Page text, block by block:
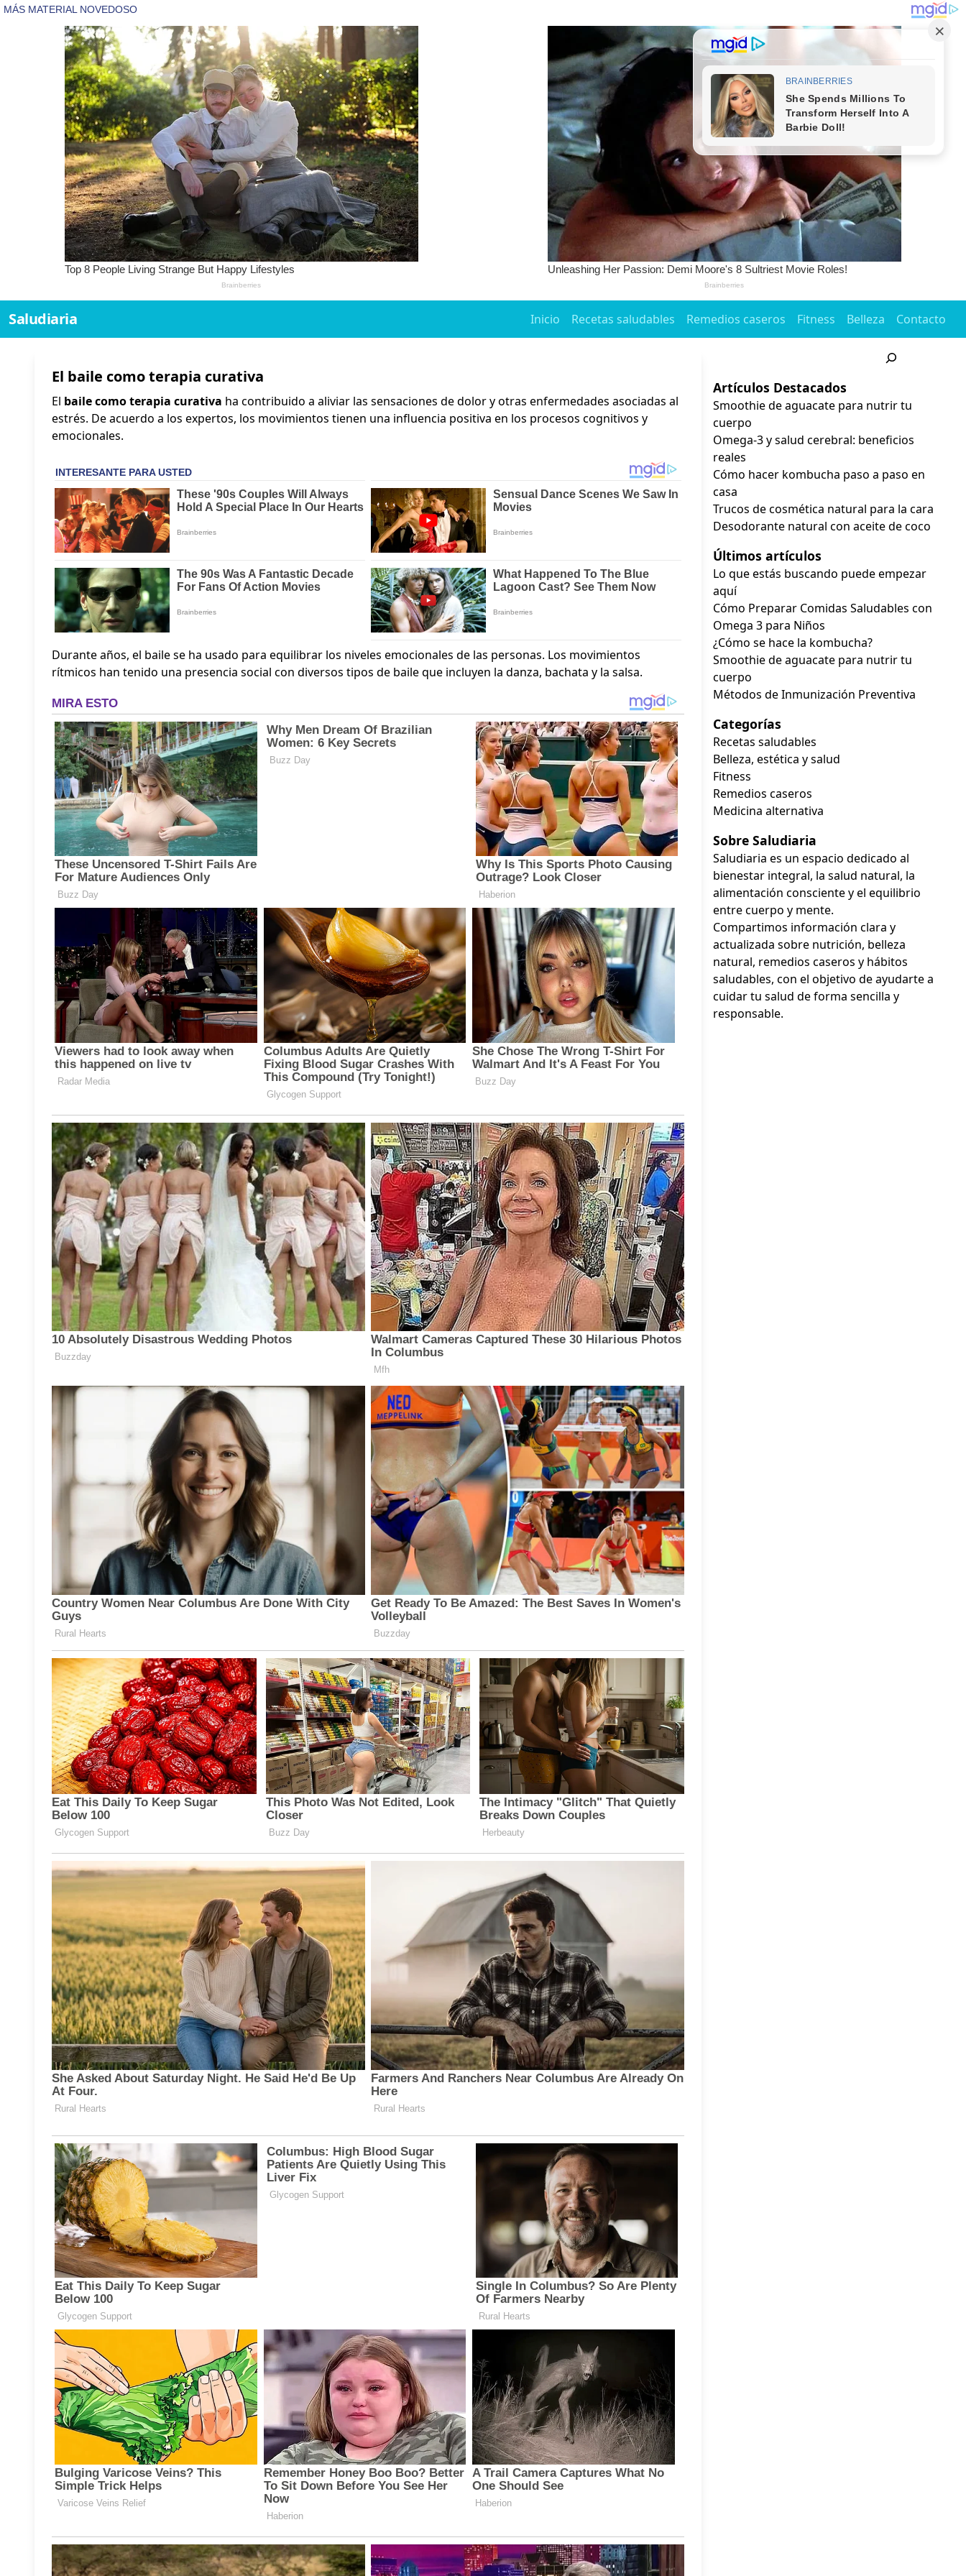
Saludiaria Inicio Recetas saludables Remedios caseros Fitness Belleza Contacto
El baile como terapia curativa
El baile como terapia curativa ha contribuido a aliviar las sensaciones de dolor y otras enfermedades asociadas al
estrés. De acuerdo a los expertos, los movimientos tienen una influencia positiva en los procesos cognitivos y
emocionales.
Durante años, el baile se ha usado para equilibrar los niveles emocionales de las personas. Los movimientos
rítmicos han tenido una presencia social con diversos tipos de baile que incluyen la danza, bachata y la salsa.
Artículos Destacados
Smoothie de aguacate para nutrir tu
cuerpo
Omega-3 y salud cerebral: beneficios
reales
Cómo hacer kombucha paso a paso en
casa
Trucos de cosmética natural para la cara
Desodorante natural con aceite de coco
Últimos artículos
Lo que estás buscando puede empezar
aquí
Cómo Preparar Comidas Saludables con
Omega 3 para Niños
¿Cómo se hace la kombucha?
Smoothie de aguacate para nutrir tu
cuerpo
Métodos de Inmunización Preventiva
Categorías
Recetas saludables
Belleza, estética y salud
Fitness
Remedios caseros
Medicina alternativa
Sobre Saludiaria
Saludiaria es un espacio dedicado al
bienestar integral, la salud natural, la
alimentación consciente y el equilibrio
entre cuerpo y mente.
Compartimos información clara y
actualizada sobre nutrición, belleza
natural, remedios caseros y hábitos
saludables, con el objetivo de ayudarte a
cuidar tu salud de forma sencilla y
responsable.